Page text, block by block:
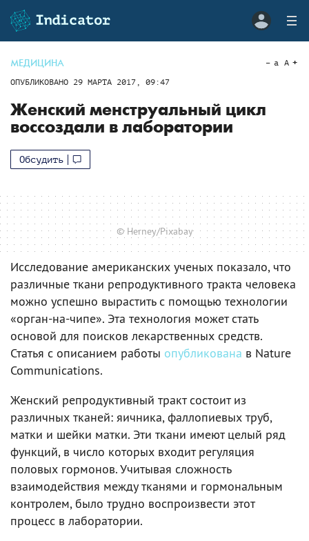
МЕДИЦИНА
ОПУБЛИКОВАНО 29 МАРТА 2017, 09:47
a A
Женский менструальный цикл
воссоздали в лаборатории
Обсудить
© Herney/Pixabay
Исследование американских ученых показало, что
различные ткани репродуктивного тракта человека
можно успешно вырастить с помощью технологии
«орган-на-чипе». Эта технология может стать
основой для поисков лекарственных средств.
Статья с описанием работы опубликована в Nature
Communications.
Женский репродуктивный тракт состоит из
различных тканей: яичника, фаллопиевых труб,
матки и шейки матки. Эти ткани имеют целый ряд
функций, в число которых входит регуляция
половых гормонов. Учитывая сложность
взаимодействия между тканями и гормональным
контролем, было трудно воспроизвести этот
процесс в лаборатории.